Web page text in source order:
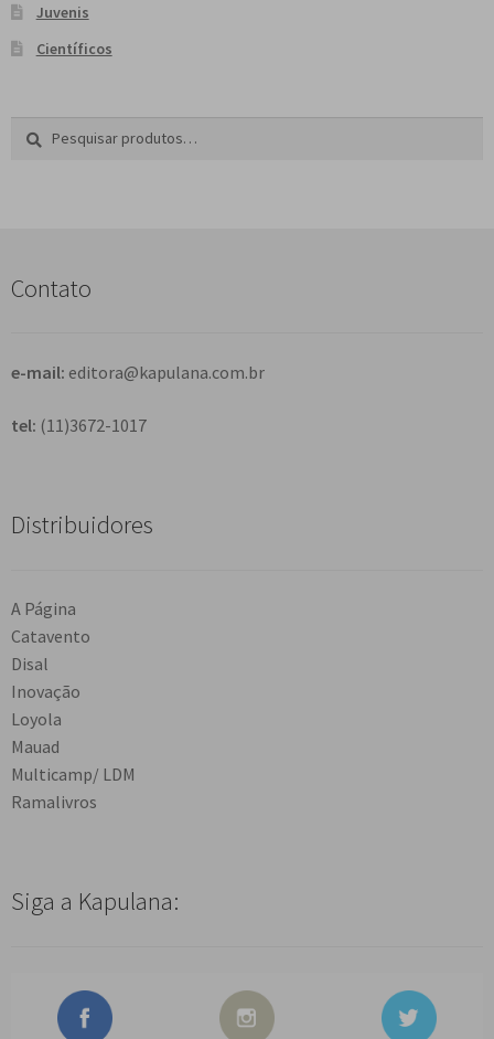
Juvenis
Científicos
Pesquisar
a
Contato
e-mail: editora@kapulana.com.br
tel: (11)3672-1017
Distribuidores
A Página
Catavento
Disal
Inovação
Loyola
Mauad
Multicamp/ LDM
Ramalivros
Siga a Kapulana: